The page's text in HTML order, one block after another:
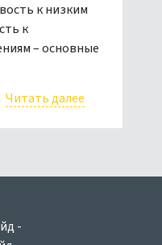
к низким
к
– основные
Читать далее